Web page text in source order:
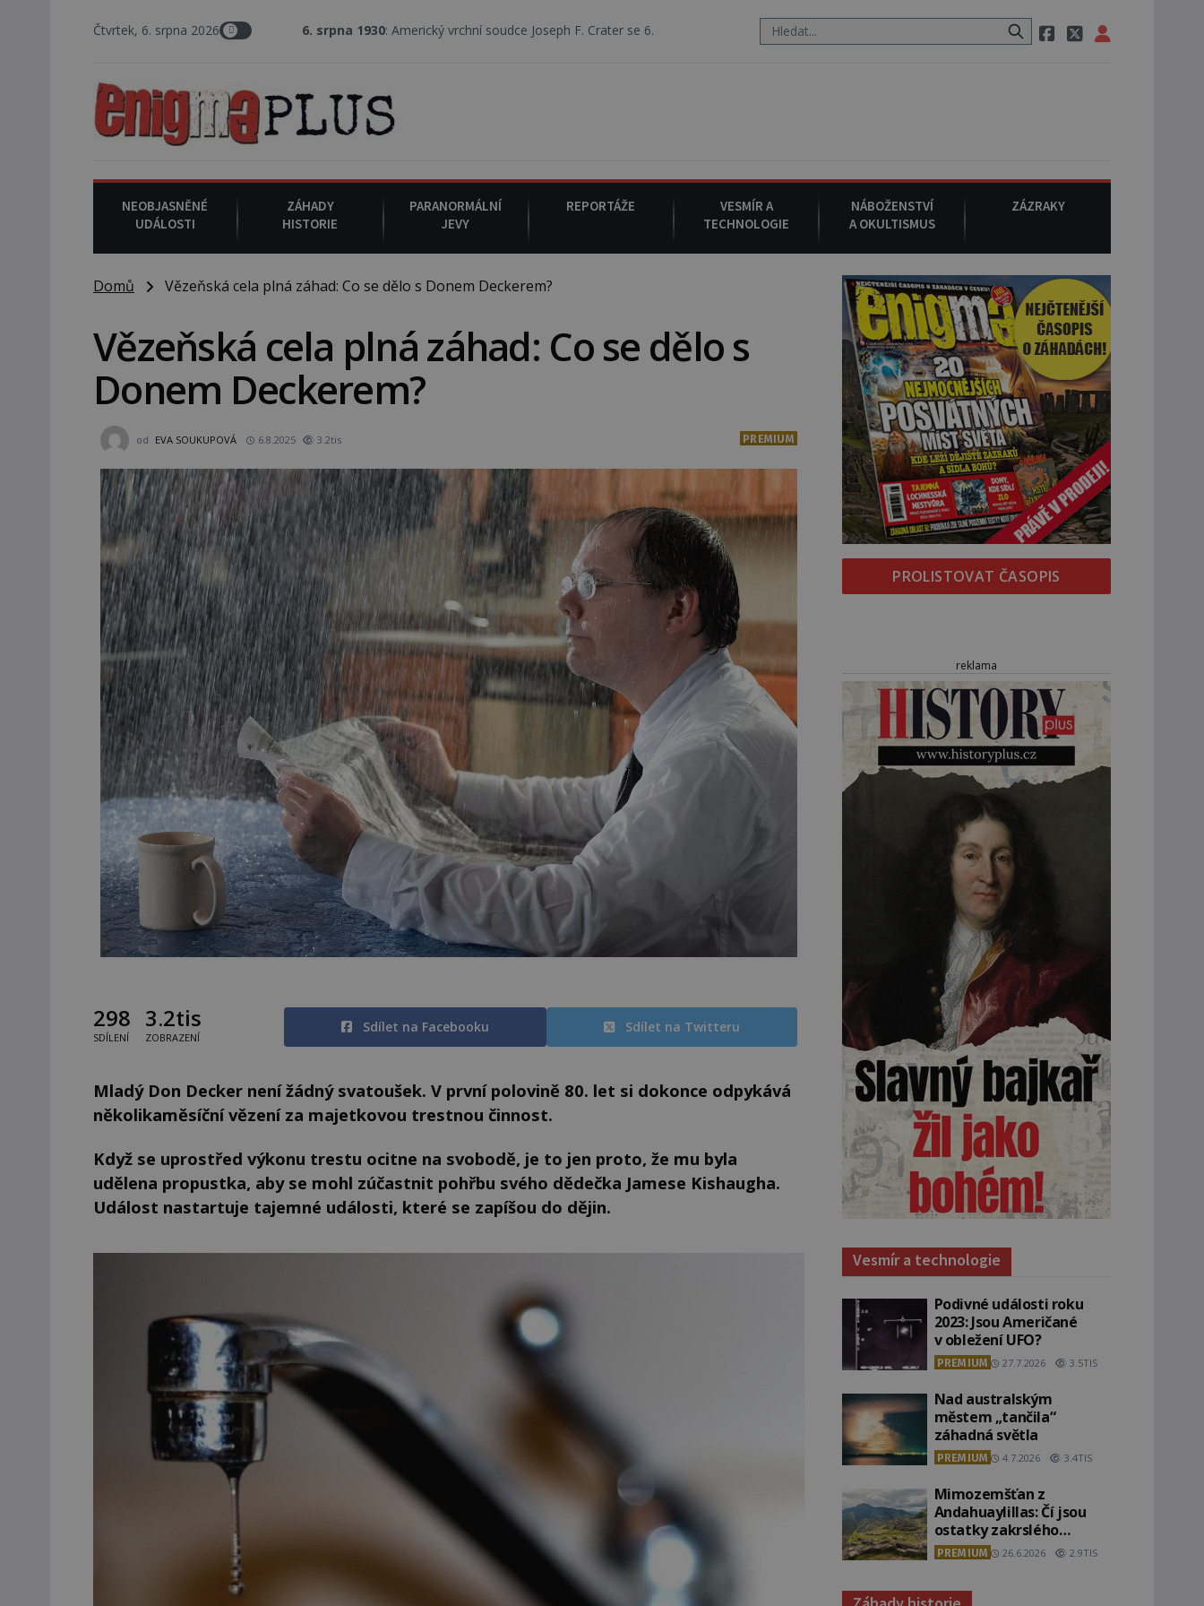
Čtvrtek, 6. srpna 20266. srpna 1930 : Americký vrchní soudce Joseph F. Crater se 6. srpna 1930 navečeří ve své oblíbené restauraci, pak si na ulici zavolá taxi, nasedne do něj a už ho nikdy
NEOBJASNĚNÉ
UDÁLOSTI
ZÁHADY
HISTORIE
PARANORMÁLNÍ
JEVY
REPORTÁŽE
VESMÍR A
TECHNOLOGIE
NÁBOŽENSTVÍ
A OKULTISMUS
ZÁZRAKY
Domů Vězeňská cela plná záhad: Co se dělo s Donem Deckerem?
Vězeňská cela plná záhad: Co se dělo s
Donem Deckerem?
od EVA SOUKUPOVÁ 6.8.2025 3.2tis PREMIUM
298
SDÍLENÍ
3.2tis
ZOBRAZENÍ
Sdílet na Facebooku Sdílet na Twitteru
Mladý Don Decker není žádný svatoušek. V první polovině 80. let si dokonce odpykává
několikaměsíční vězení za majetkovou trestnou činnost.
Když se uprostřed výkonu trestu ocitne na svobodě, je to jen proto, že mu byla
udělena propustka, aby se mohl zúčastnit pohřbu svého dědečka Jamese Kishaugha.
Událost nastartuje tajemné události, které se zapíšou do dějin.
PROLISTOVAT ČASOPIS
reklama
Vesmír a technologie
Podivné události roku
2023: Jsou Američané
v obležení UFO?
PREMIUM 27.7.2026 3.5TIS
Nad australským
městem „tančila“
záhadná světla
PREMIUM 4.7.2026 3.4TIS
Mimozemšťan z
Andahuaylillas: Čí jsou
ostatky zakrslého
stvoření s ohromnou
lebkou?
PREMIUM 26.6.2026 2.9TIS